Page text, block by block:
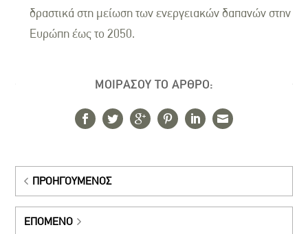
δραστικά στη μείωση των ενεργειακών δαπανών στην
Ευρώπη έως το 2050.
ΜΟΙΡΑΣΟΥ ΤΟ ΑΡΘΡΟ:
ΠΡΟΗΓΟΎΜΕΝΟΣ
ΕΠΌΜΕΝΟ